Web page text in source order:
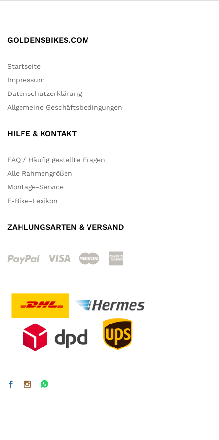
GOLDENSBIKES.COM
Startseite
Impressum
Datenschutzerklärung
Allgemeine Geschäftsbedingungen
HILFE & KONTAKT
FAQ / Häufig gestellte Fragen
Alle Rahmengrößen
Montage-Service
E-Bike-Lexikon
ZAHLUNGSARTEN & VERSAND